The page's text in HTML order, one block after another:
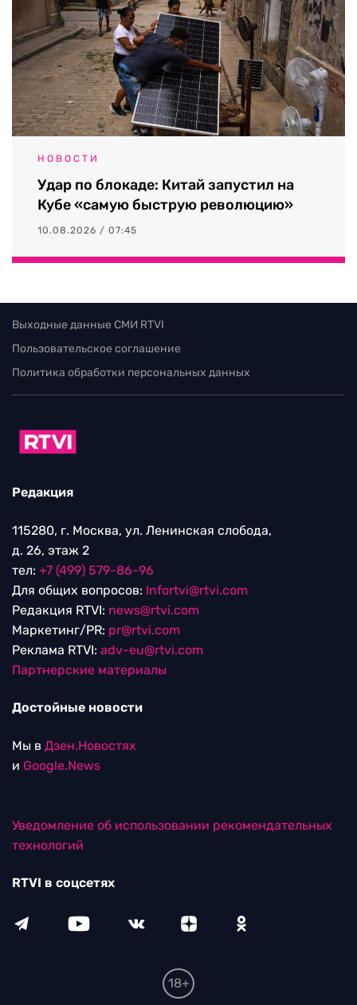
НОВОСТИ
Удар по блокаде: Китай запустил на
Кубе «самую быструю революцию»
10.08.2026 / 07:45
Выходные данные СМИ RTVI
Пользовательское соглашение
Политика обработки персональных данных
Редакция
115280, г. Москва, ул. Ленинская слобода,
д. 26, этаж 2
тел: +7 (499) 579-86-96
Для общих вопросов: Infortvi@rtvi.com
Редакция RTVI: news@rtvi.com
Маркетинг/PR: pr@rtvi.com
Реклама RTVI: adv-eu@rtvi.com
Партнерские материалы
Достойные новости
Мы в Дзен.Новостях
и Google.News
Уведомление об использовании рекомендательных
технологий
RTVI в соцсетях
18+